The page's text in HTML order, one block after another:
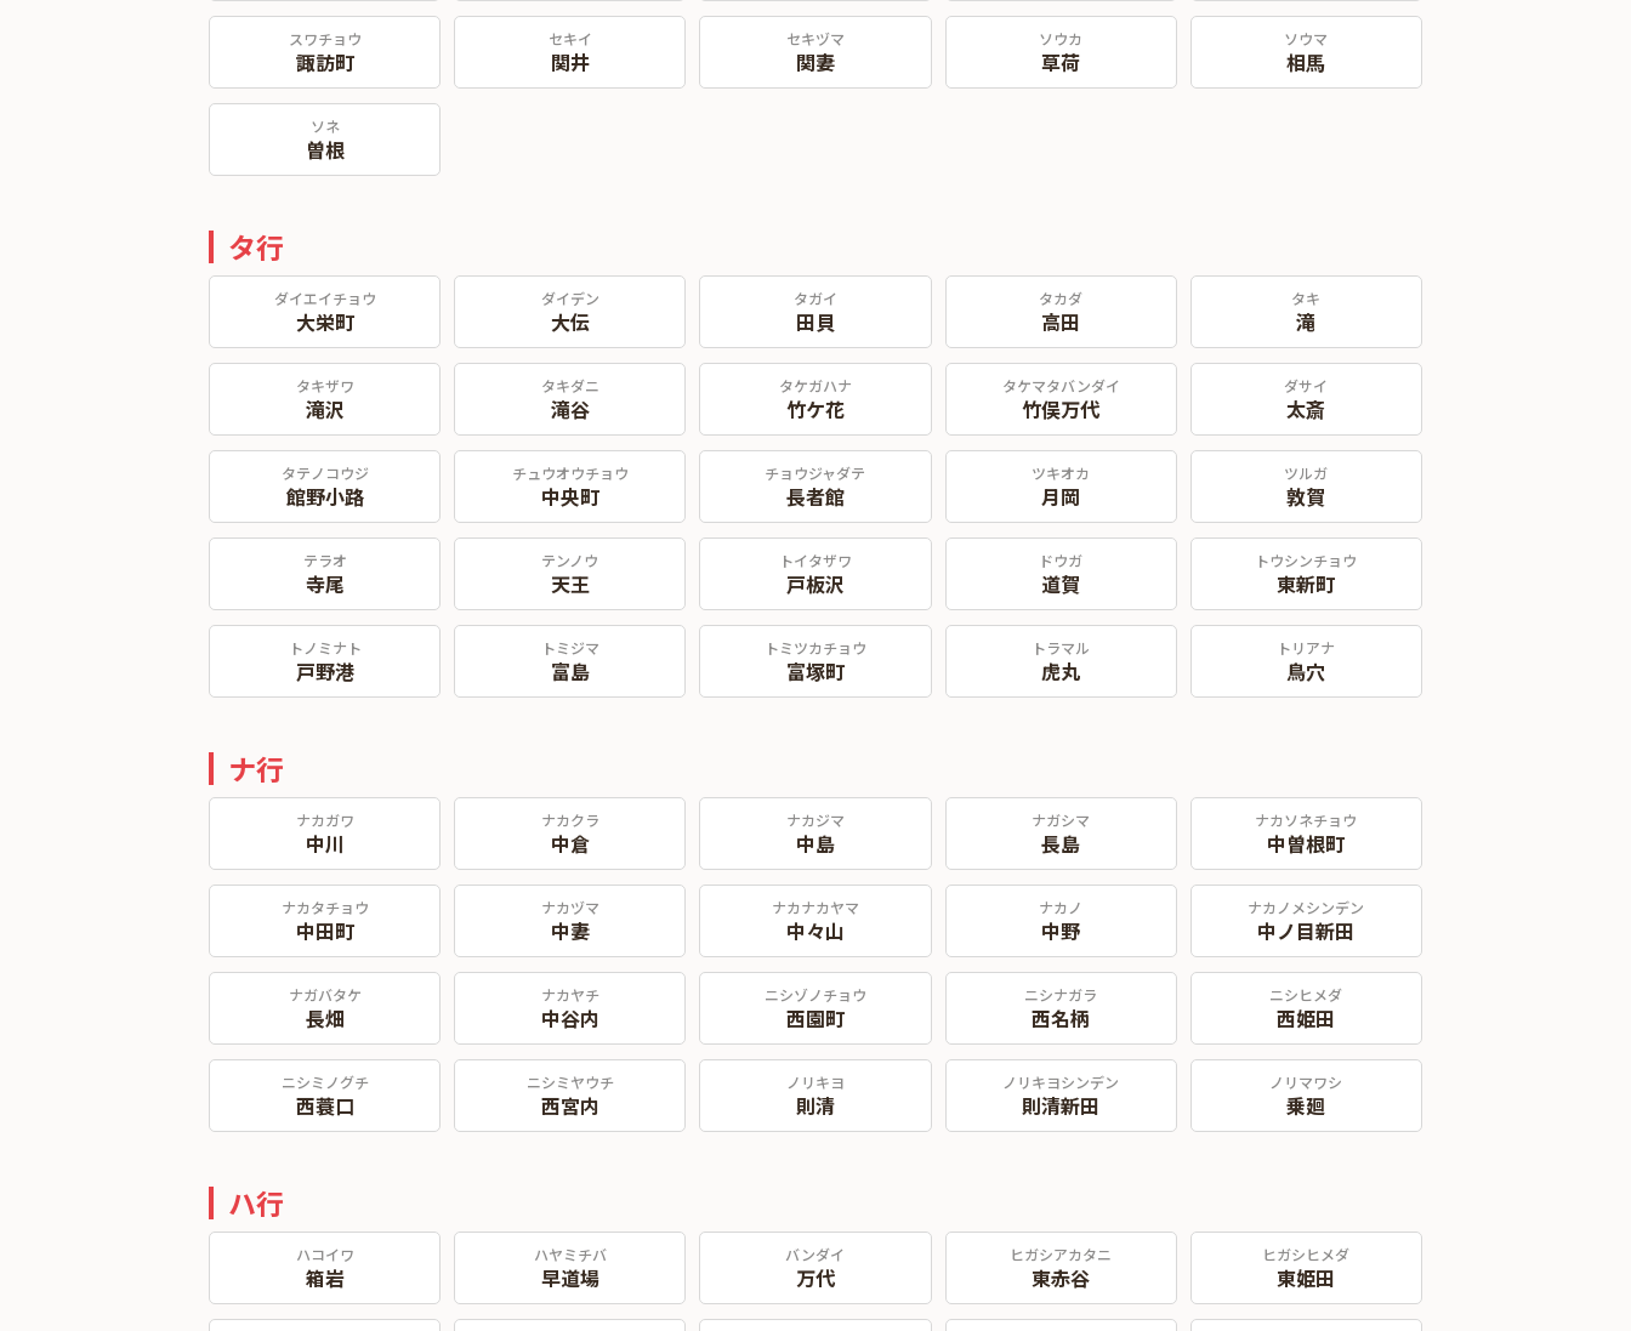
スワチョウ
諏訪町
セキイ
関井
セキヅマ
関妻
ソウカ
草荷
ソウマ
相馬
ソネ
曽根
タ行
ダイエイチョウ
大栄町
ダイデン
大伝
タガイ
田貝
タカダ
高田
タキ
滝
タキザワ
滝沢
タキダニ
滝谷
タケガハナ
竹ケ花
タケマタバンダイ
竹俣万代
ダサイ
太斎
タテノコウジ
館野小路
チュウオウチョウ
中央町
チョウジャダテ
長者館
ツキオカ
月岡
ツルガ
敦賀
テラオ
寺尾
テンノウ
天王
トイタザワ
戸板沢
ドウガ
道賀
トウシンチョウ
東新町
トノミナト
戸野港
トミジマ
富島
トミツカチョウ
富塚町
トラマル
虎丸
トリアナ
鳥穴
ナ行
ナカガワ
中川
ナカクラ
中倉
ナカジマ
中島
ナガシマ
長島
ナカソネチョウ
中曽根町
ナカタチョウ
中田町
ナカヅマ
中妻
ナカナカヤマ
中々山
ナカノ
中野
ナカノメシンデン
中ノ目新田
ナガバタケ
長畑
ナカヤチ
中谷内
ニシゾノチョウ
西園町
ニシナガラ
西名柄
ニシヒメダ
西姫田
ニシミノグチ
西蓑口
ニシミヤウチ
西宮内
ノリキヨ
則清
ノリキヨシンデン
則清新田
ノリマワシ
乗廻
ハ行
ハコイワ
箱岩
ハヤミチバ
早道場
バンダイ
万代
ヒガシアカタニ
東赤谷
ヒガシヒメダ
東姫田